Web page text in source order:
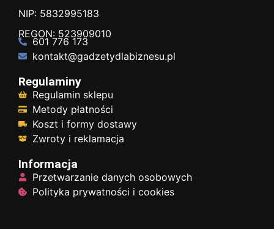
NIP: 5832995183
REGON: 523909010
601 776 173
kontakt@gadzetydlabiznesu.pl
Regulaminy
Regulamin sklepu
Metody płatności
Koszt i formy dostawy
Zwroty i reklamacja
Informacja
Przetwarzanie danych osobowych
Polityka prywatności i cookies